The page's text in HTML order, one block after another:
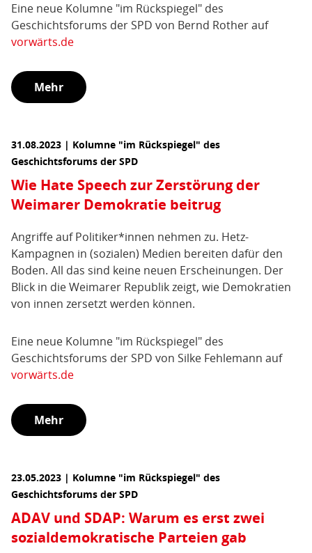
Eine neue Kolumne "im Rückspiegel" des
Geschichtsforums der SPD von Bernd Rother auf
vorwärts.de
Mehr
31.08.2023 | Kolumne "im Rückspiegel" des
Geschichtsforums der SPD
Wie Hate Speech zur Zerstörung der
Weimarer Demokratie beitrug
Angriffe auf Politiker*innen nehmen zu. Hetz-
Kampagnen in (sozialen) Medien bereiten dafür den
Boden. All das sind keine neuen Erscheinungen. Der
Blick in die Weimarer Republik zeigt, wie Demokratien
von innen zersetzt werden können.
Eine neue Kolumne "im Rückspiegel" des
Geschichtsforums der SPD von Silke Fehlemann auf
vorwärts.de
Mehr
23.05.2023 | Kolumne "im Rückspiegel" des
Geschichtsforums der SPD
ADAV und SDAP: Warum es erst zwei
sozialdemokratische Parteien gab